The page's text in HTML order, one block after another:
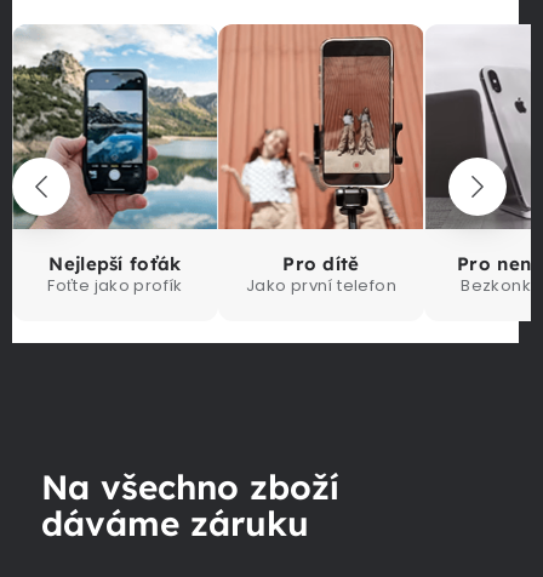
Nejlepší foťák
Foťte jako profík
Pro dítě
Jako první telefon
Pro
Na všechno zboží
dáváme záruku